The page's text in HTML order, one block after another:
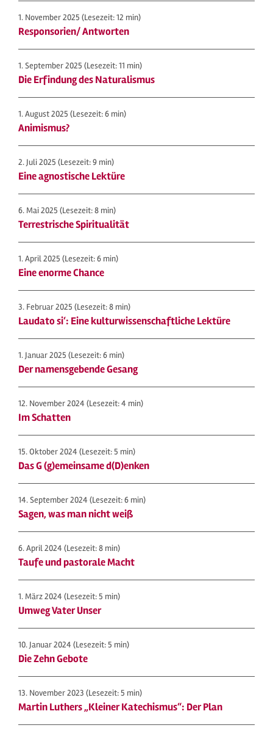
1. November 2025 (Lesezeit: 12 min)
Responsorien/ Antworten
1. September 2025 (Lesezeit: 11 min)
Die Erfindung des Naturalismus
1. August 2025 (Lesezeit: 6 min)
Animismus?
2. Juli 2025 (Lesezeit: 9 min)
Eine agnostische Lektüre
6. Mai 2025 (Lesezeit: 8 min)
Terrestrische Spiritualität
1. April 2025 (Lesezeit: 6 min)
Eine enorme Chance
3. Februar 2025 (Lesezeit: 8 min)
Laudato si‘: Eine kulturwissenschaftliche Lektüre
1. Januar 2025 (Lesezeit: 6 min)
Der namensgebende Gesang
12. November 2024 (Lesezeit: 4 min)
Im Schatten
15. Oktober 2024 (Lesezeit: 5 min)
Das G (g)emeinsame d(D)enken
14. September 2024 (Lesezeit: 6 min)
Sagen, was man nicht weiß
6. April 2024 (Lesezeit: 8 min)
Taufe und pastorale Macht
1. März 2024 (Lesezeit: 5 min)
Umweg Vater Unser
10. Januar 2024 (Lesezeit: 5 min)
Die Zehn Gebote
13. November 2023 (Lesezeit: 5 min)
Martin Luthers „Kleiner Katechismus“: Der Plan